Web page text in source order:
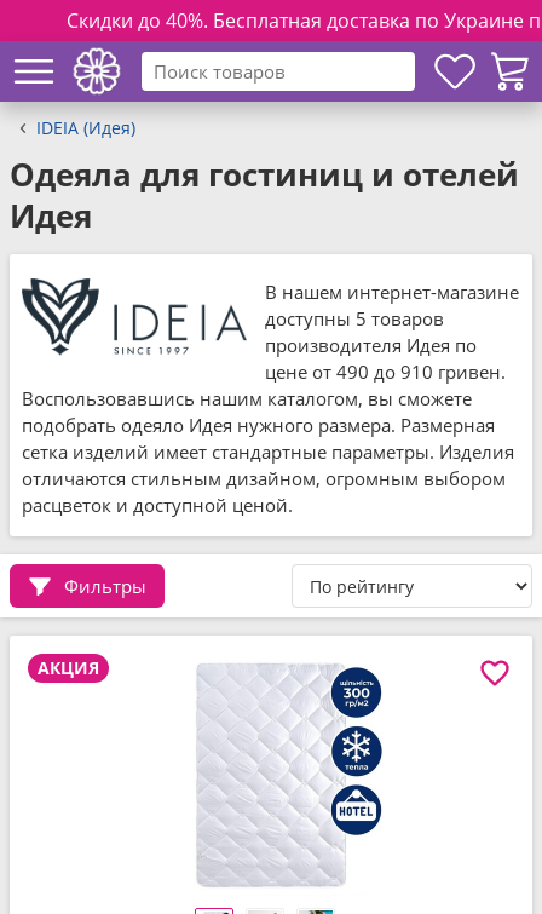
Скидки до 40%. Бесплатная доставка по Украине при
IDEIA (Идея)
Одеяла для гостиниц и отелей
Идея
В нашем интернет-магазине
доступны 5 товаров
производителя Идея по
цене от 490 до 910 гривен.
Воспользовавшись нашим каталогом, вы сможете
подобрать одеяло Идея нужного размера. Размерная
сетка изделий имеет стандартные параметры. Изделия
отличаются стильным дизайном, огромным выбором
расцветок и доступной ценой.
Фильтры
АКЦИЯ